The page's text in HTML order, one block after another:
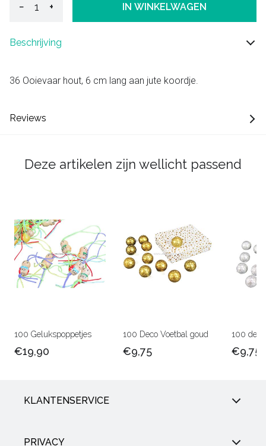
− + IN WINKELWAGEN
Beschrijving
36 Ooievaar hout, 6 cm lang aan jute koordje.
Reviews
Deze artikelen zijn wellicht passend
100 Gelukspoppetjes
€19,90
100 Deco Voetbal goud
€9,75
100
€9,75
KLANTENSERVICE
PRIVACY